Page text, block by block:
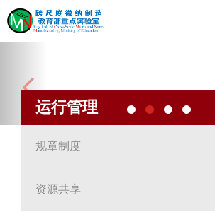
新闻动态
机构人员
开放与交流
运行管理
规章制度
资源共享